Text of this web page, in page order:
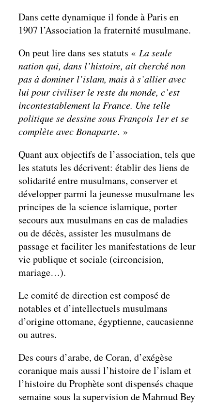
Dans cette dynamique il fonde à Paris en
1907 l’Association la fraternité musulmane.
On peut lire dans ses statuts « La seule
nation qui, dans l’histoire, ait cherché non
pas à dominer l’islam, mais à s’allier avec
lui pour civiliser le reste du monde, c’est
incontestablement la France. Une telle
politique se dessine sous François 1er et se
complète avec Bonaparte. »
Quant aux objectifs de l’association, tels que
les statuts les décrivent: établir des liens de
solidarité entre musulmans, conserver et
développer parmi la jeunesse musulmane les
principes de la science islamique, porter
secours aux musulmans en cas de maladies
ou de décès, assister les musulmans de
passage et faciliter les manifestations de leur
vie publique et sociale (circoncision,
mariage…).
Le comité de direction est composé de
notables et d’intellectuels musulmans
d’origine ottomane, égyptienne, caucasienne
ou autres.
Des cours d’arabe, de Coran, d’exégèse
coranique mais aussi l’histoire de l’islam et
l’histoire du Prophète sont dispensés chaque
semaine sous la supervision de Mahmud Bey